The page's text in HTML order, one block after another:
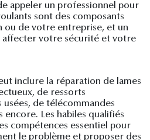
appeler un professionnel pour
sont des composants
ou de votre entreprise, et un
votre sécurité et votre
inclure la réparation de lames
de ressorts
usées, de télécommandes
encore. Les habiles qualifiés
compétences essentiel pour
le problème et proposer des